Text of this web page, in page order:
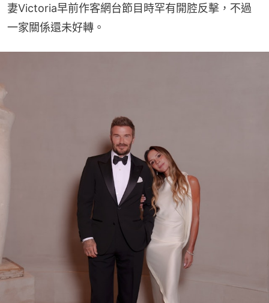
妻Victoria早前作客網台節目時罕有開腔反擊，不過
一家關係還未好轉。